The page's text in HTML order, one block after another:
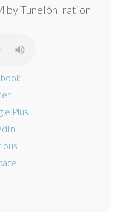
by Tunelón Iration